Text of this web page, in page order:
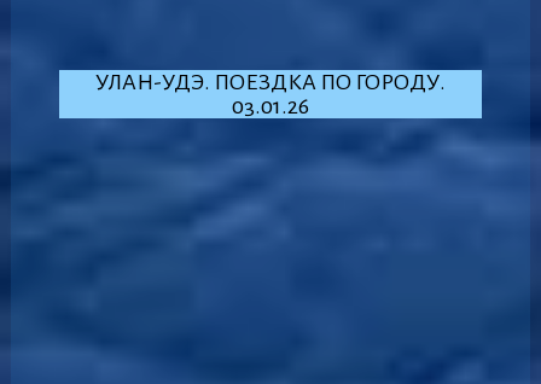
УЛАН-УДЭ. ПОЕЗДКА ПО ГОРОДУ.
03.01.26